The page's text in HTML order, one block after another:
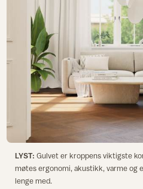
LYST: Gulvet er kroppens viktigste
møtes ergonomi, akustikk, varme og
lenge med.